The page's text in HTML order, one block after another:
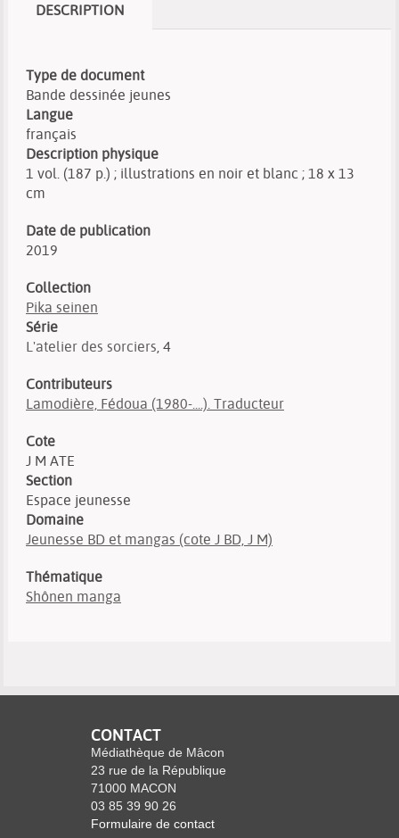
DESCRIPTION
Type de document
Bande dessinée jeunes
Langue
français
Description physique
1 vol. (187 p.) ; illustrations en noir et blanc ; 18 x 13
cm
Date de publication
2019
Collection
Pika seinen
Série
L'atelier des sorciers, 4
Contributeurs
Lamodière, Fédoua (1980-....). Traducteur
Cote
J M ATE
Section
Espace jeunesse
Domaine
Jeunesse BD et mangas (cote J BD, J M)
Thématique
Shônen manga
CONTACT
Médiathèque de Mâcon
23 rue de la République
71000 MACON
03 85 39 90 26
Formulaire de contact